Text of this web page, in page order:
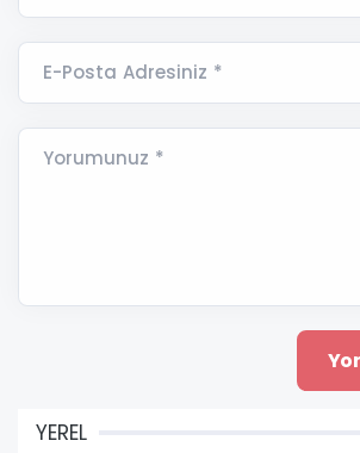
E-Posta Adresiniz *
Yorumunuz *
YEREL